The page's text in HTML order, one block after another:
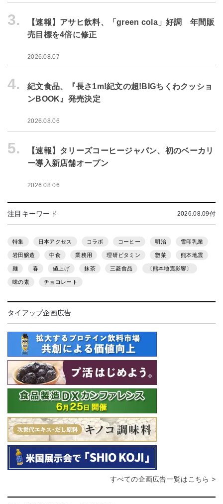
3.
【速報】アサヒ飲料、「green cola」好調 年間販
売目標を4倍に修正
2026.08.07
4.
紀文食品、『長さ1m!紀文の超!BIGちくわクッショ
ンBOOK』発売決定
2026.08.06
5.
【速報】タリーズコーヒージャパン、初のベーカリ
ー導入新店舗オープン
2026.08.06
注目キーワード 2026.08.09付
特集 日本アクセス コラボ コーヒー 明治 雪印乳業
岩田醸造 中食 業務用 理研ビタミン 惣菜 熊本地震
麺 春 値上げ 抹茶 三菱食品 〔熊本地震影響〕
味の素 チョコレート
タイアップ企画広告
すべての企画広告一覧はこちら >